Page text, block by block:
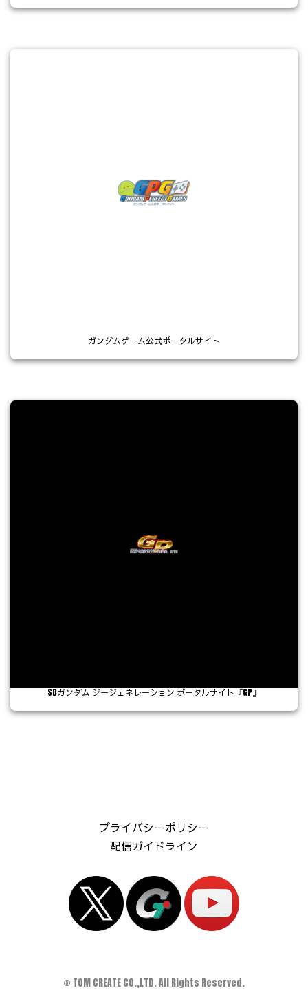
ガンダムゲーム公式ポータルサイト
SDガンダム ジージェネレーション ポータルサイト『GP』
プライバシーポリシー
配信ガイドライン
© TOM CREATE CO.,LTD. All Rights Reserved.